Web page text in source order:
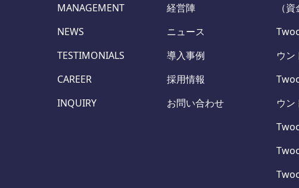
MANAGEMENT
経営陣
NEWS
ニュース
TESTIMONIALS
導入事例
CAREER
採用情報
INQUIRY
お問い合わせ
（
ウン
ウン